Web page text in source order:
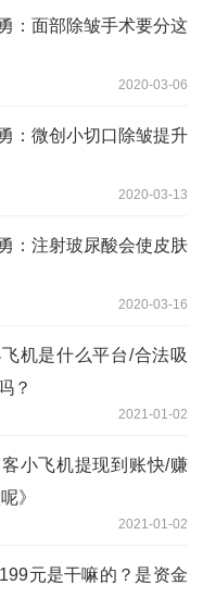
：面部除皱手术要分这
2020-03-06
：微创小切口除皱提升
2020-03-13
：注射玻尿酸会使皮肤
2020-03-16
飞机是什么平台/合法吸
？
2021-01-02
客小飞机提现到账快/赚
》
2021-01-02
元是干嘛的？是资金